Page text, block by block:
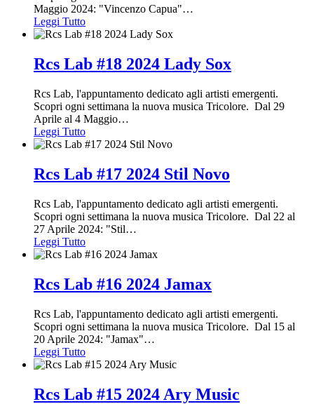
Maggio 2024: "Vincenzo Capua"…
Leggi Tutto
Rcs Lab #18 2024 Lady Sox
Rcs Lab, l'appuntamento dedicato agli artisti emergenti.
Scopri ogni settimana la nuova musica Tricolore. Dal 29
Aprile al 4 Maggio…
Leggi Tutto
Rcs Lab #17 2024 Stil Novo
Rcs Lab, l'appuntamento dedicato agli artisti emergenti.
Scopri ogni settimana la nuova musica Tricolore. Dal 22 al
27 Aprile 2024: "Stil…
Leggi Tutto
Rcs Lab #16 2024 Jamax
Rcs Lab, l'appuntamento dedicato agli artisti emergenti.
Scopri ogni settimana la nuova musica Tricolore. Dal 15 al
20 Aprile 2024: "Jamax"…
Leggi Tutto
Rcs Lab #15 2024 Ary Music